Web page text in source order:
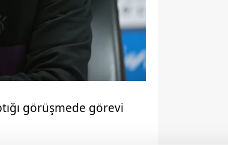
görüşmede görevi